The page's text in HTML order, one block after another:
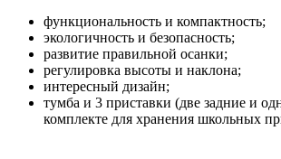
функциональность и компактность;
экологичность и безопасность;
развитие правильной осанки;
регулировка высоты и наклона;
интересный дизайн;
тумба и 3 приставки (две задние и
комплекте для хранения школьных